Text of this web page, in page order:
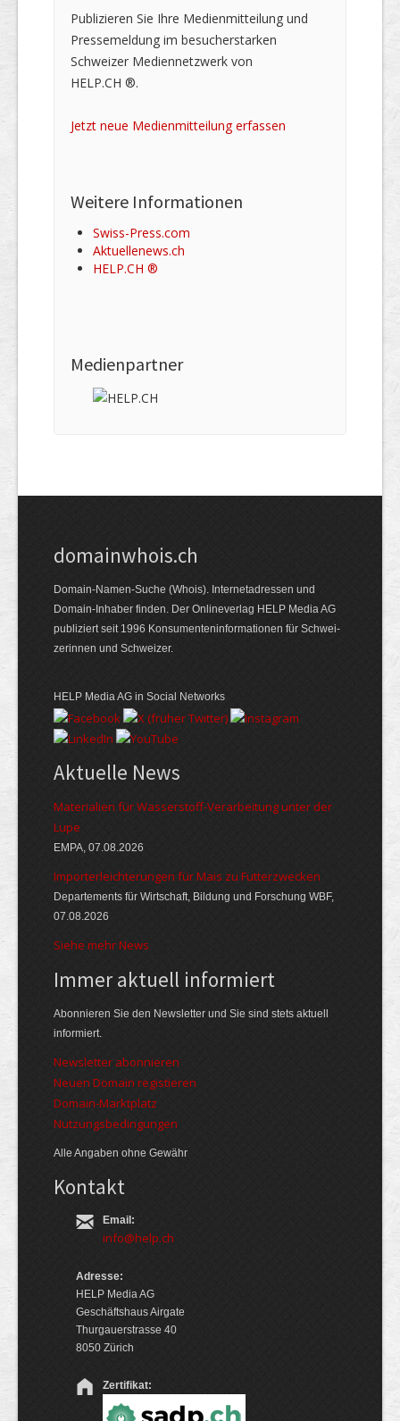
Publizieren Sie Ihre Medienmitteilung und
Pressemeldung im besucherstarken
Schweizer Mediennetzwerk von
HELP.CH ®.
Jetzt neue Medienmitteilung erfassen
Weitere Informationen
Swiss-Press.com
Aktuellenews.ch
HELP.CH ®
Medienpartner
domainwhois.ch
Domain-Namen-Suche (Whois). Internet­adressen und
Domain-Inhaber finden. Der Online­verlag HELP Media AG
publiziert seit 1996 Konsumenten­informationen für Schwei­
zerinnen und Schweizer.
HELP Media AG in Social Networks
Aktuelle News
Materialien für Wasserstoff-Verarbeitung unter der
Lupe
EMPA, 07.08.2026
Importerleichterungen für Mais zu Futterzwecken
Departements für Wirtschaft, Bildung und Forschung WBF,
07.08.2026
Siehe mehr News
Immer aktuell informiert
Abonnieren Sie den Newsletter und Sie sind stets aktuell
informiert.
Newsletter abonnieren
Neuen Domain registieren
Domain-Marktplatz
Nutzungsbedingungen
Alle Angaben ohne Gewähr
Kontakt
Email:
info@help.ch
Adresse:
HELP Media AG
Geschäftshaus Airgate
Thurgauerstrasse 40
8050 Zürich
Zertifikat: